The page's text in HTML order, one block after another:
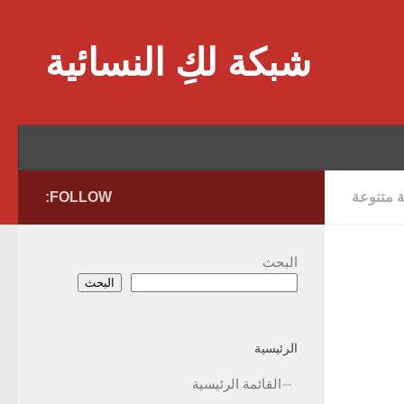
شبكة لكِ النسائية
متنوعة FOLLOW:
البحث
البحث
الرئيسية
القائمة الرئيسية